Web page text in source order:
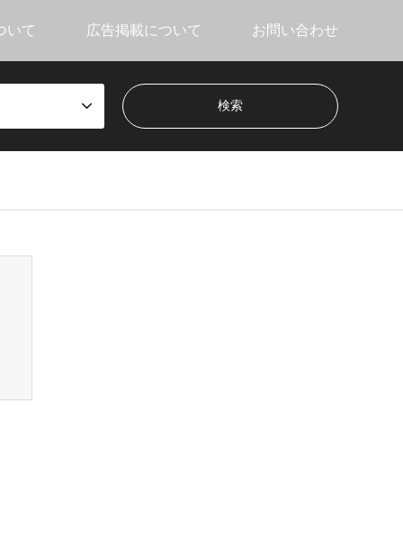
いて 広告掲載について お問い合わせ